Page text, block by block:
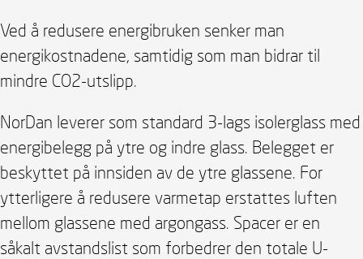
Ved å redusere energibruken senker man
energikostnadene, samtidig som man bidrar til
mindre CO2-utslipp.
NorDan leverer som standard 3-lags isolerglass med
energibelegg på ytre og indre glass. Belegget er
beskyttet på innsiden av de ytre glassene. For
ytterligere å redusere varmetap erstattes luften
mellom glassene med argongass. Spacer er en
såkalt avstandslist som forbedrer den totale U-